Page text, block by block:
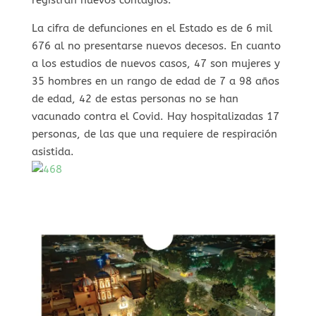
La cifra de defunciones en el Estado es de 6 mil
676 al no presentarse nuevos decesos. En cuanto
a los estudios de nuevos casos, 47 son mujeres y
35 hombres en un rango de edad de 7 a 98 años
de edad, 42 de estas personas no se han
vacunado contra el Covid. Hay hospitalizadas 17
personas, de las que una requiere de respiración
asistida.